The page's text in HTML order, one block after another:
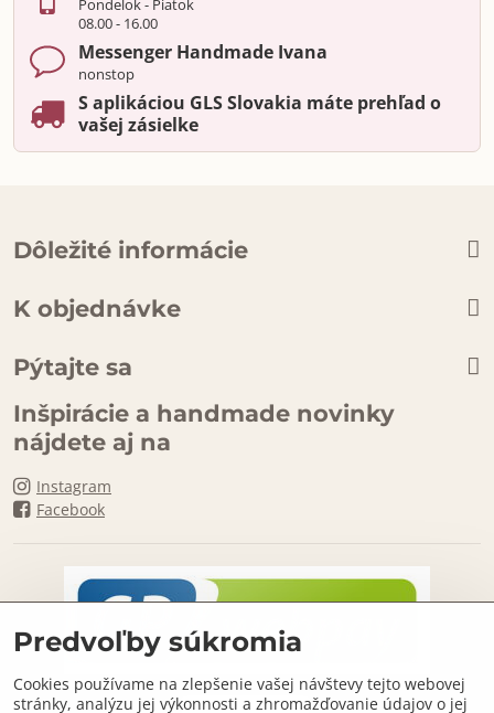
Pondelok - Piatok
08.00 - 16.00
Messenger Handmade Ivana
nonstop
S aplikáciou GLS Slovakia máte prehľad o
vašej zásielke
Dôležité informácie
K objednávke
Pýtajte sa
Inšpirácie a handmade novinky
nájdete aj na
Instagram
Facebook
Predvoľby súkromia
Cookies používame na zlepšenie vašej návštevy tejto webovej
stránky, analýzu jej výkonnosti a zhromažďovanie údajov o jej